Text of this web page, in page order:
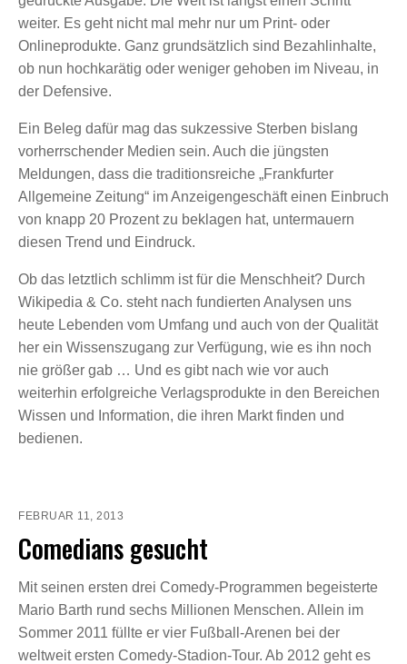
weiter. Es geht nicht mal mehr nur um Print- oder
Onlineprodukte. Ganz grundsätzlich sind Bezahlinhalte,
ob nun hochkarätig oder weniger gehoben im Niveau, in
der Defensive.
Ein Beleg dafür mag das sukzessive Sterben bislang
vorherrschender Medien sein. Auch die jüngsten
Meldungen, dass die traditionsreiche „Frankfurter
Allgemeine Zeitung“ im Anzeigengeschäft einen Einbruch
von knapp 20 Prozent zu beklagen hat, untermauern
diesen Trend und Eindruck.
Ob das letztlich schlimm ist für die Menschheit? Durch
Wikipedia & Co. steht nach fundierten Analysen uns
heute Lebenden vom Umfang und auch von der Qualität
her ein Wissenszugang zur Verfügung, wie es ihn noch
nie größer gab … Und es gibt nach wie vor auch
weiterhin erfolgreiche Verlagsprodukte in den Bereichen
Wissen und Information, die ihren Markt finden und
bedienen.
FEBRUAR 11, 2013
Comedians gesucht
Mit seinen ersten drei Comedy-Programmen begeisterte
Mario Barth rund sechs Millionen Menschen. Allein im
Sommer 2011 füllte er vier Fußball-Arenen bei der
weltweit ersten Comedy-Stadion-Tour. Ab 2012 geht es